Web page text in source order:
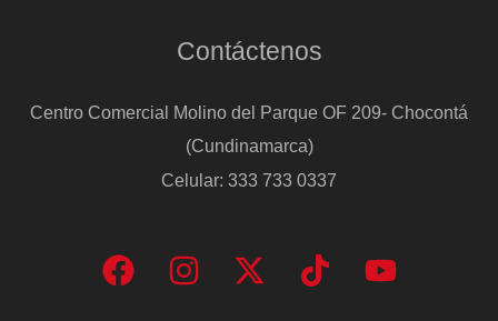
Contáctenos
Centro Comercial Molino del Parque OF 209- Chocontá
(Cundinamarca)
Celular: 333 733 0337